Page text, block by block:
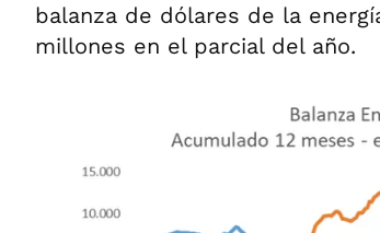
balanza de dólares de la
millones en el parcial del año.